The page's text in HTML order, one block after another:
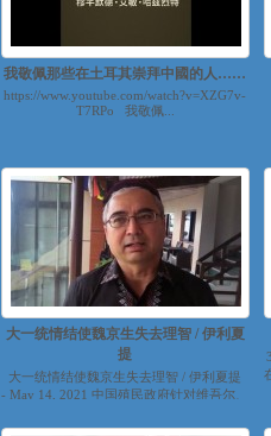
我敬佩那些在土耳其崇拜中國的人……
https://www.youtube.com/watch?v=XZG7v-
T7RPo 我敬佩...
大一统情结使魏京生失去理智 / 伊利夏
提
大一统情结使魏京生失去理智 / 伊利夏提
- May 14, 2021 中国殖民政府针对维吾尔、